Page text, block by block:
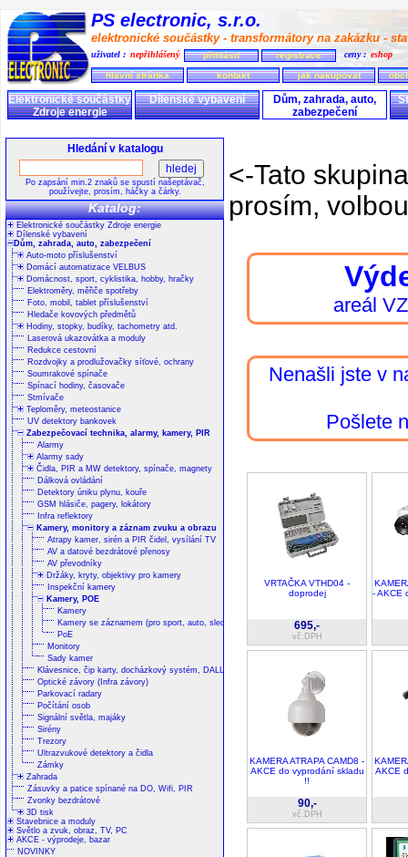
PS electronic, s.r.o.
elektronické součástky - transformátory na zakázku -
uživatel : nepřihlášený přihlásit registrace ceny : eshop
hlavní stránka kontakt jak nakupovat
Elektronické součástky
Zdroje energie
Dílenské vybavení
Dům, zahrada, auto,
zabezpečení
Hledání v katalogu
Po zapsání min.2 znaků se spustí našeptávač,
používejte, prosím, háčky a čárky.
Katalog:
Elektronické součástky Zdroje energie
Dílenské vybavení
Dům, zahrada, auto, zabezpečení
Auto-moto příslušenství
Domácí automatizace VELBUS
Domácnost, sport, cyklistika, hobby, hračky
Elektroměry, měřiče spotřeby
Foto, mobil, tablet příslušenství
Hledače kovových předmětů
Hodiny, stopky, budíky, tachometry atd.
Laserová ukazovátka a moduly
Redukce cestovní
Rozdvojky a prodlužovačky síťové, ochrany
Soumrakové spínače
Spínací hodiny, časovače
Stmívače
Teploměry, meteostanice
UV detektory bankovek
Zabezpečovací technika, alarmy, kamery, PIR
Alarmy
Alarmy sady
Čidla, PIR a MW detektory, spínače, magnety
Dálková ovládání
Detektory úniku plynu, kouře
GSM hlásiče, pagery, lokátory
Infra reflektory
Kamery, monitory a záznam zvuku a obrazu
Atrapy kamer, sirén a PIR čidel, vysílání TV
AV a datové bezdrátové přenosy
AV převodníky
Držáky, kryty, objektivy pro kamery
Inspekční kamery
Kamery, POE
Kamery
Kamery se záznamem (pro sport, auto, sledování)
PoE
Monitory
Sady kamer
Klávesnice, čip karty, docházkový systém, DALLAS
Optické závory (Infra závory)
Parkovací radary
Počítání osob
Signální světla, majáky
Sirény
Trezory
Ultrazvukové detektory a čidla
Zámky
Zahrada
Zásuvky a patice spínané na DO, Wifi, PIR
Zvonky bezdrátové
3D tisk
Stavebnice a moduly
Světlo a zvuk, obraz, TV, PC
AKCE - výprodeje, bazar
NOVINKY
<-Tato
prosím,
areál
Nenašli jste v
Pošlete
VRTAČKA VTHD04 -
doprodej
695,-
vč.DPH
- AKCE
KAMERA ATRAPA CAMD8 -
AKCE do vyprodání skladu
!!
90,-
vč.DPH
AKCE